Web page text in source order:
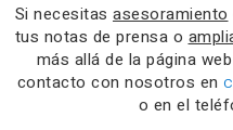
Si necesitas asesoramiento
tus notas de prensa o
más allá de la página
contacto con nosotros en
o en el